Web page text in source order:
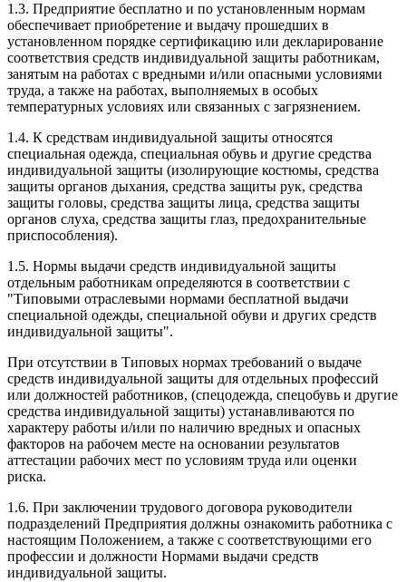
1.3. Предприятие бесплатно и по установленным нормам
обеспечивает приобретение и выдачу прошедших в
установленном порядке сертификацию или декларирование
соответствия средств индивидуальной защиты работникам,
занятым на работах с вредными и/или опасными условиями
труда, а также на работах, выполняемых в особых
температурных условиях или связанных с загрязнением.
1.4. К средствам индивидуальной защиты относятся
специальная одежда, специальная обувь и другие средства
индивидуальной защиты (изолирующие костюмы, средства
защиты органов дыхания, средства защиты рук, средства
защиты головы, средства защиты лица, средства защиты
органов слуха, средства защиты глаз, предохранительные
приспособления).
1.5. Нормы выдачи средств индивидуальной защиты
отдельным работникам определяются в соответствии с
"Типовыми отраслевыми нормами бесплатной выдачи
специальной одежды, специальной обуви и других средств
индивидуальной защиты".
При отсутствии в Типовых нормах требований о выдаче
средств индивидуальной защиты для отдельных профессий
или должностей работников, (спецодежда, спецобувь и другие
средства индивидуальной защиты) устанавливаются по
характеру работы и/или по наличию вредных и опасных
факторов на рабочем месте на основании результатов
аттестации рабочих мест по условиям труда или оценки
риска.
1.6. При заключении трудового договора руководители
подразделений Предприятия должны ознакомить работника с
настоящим Положением, а также с соответствующими его
профессии и должности Нормами выдачи средств
индивидуальной защиты.